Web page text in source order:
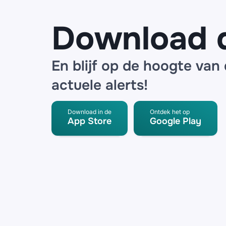
Download
En blijf op de hoogte van
actuele alerts!
Download in de
App Store
Ontdek het op
Google Play